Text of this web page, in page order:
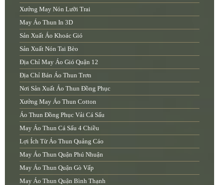
Xưởng May Nón Lưỡi Trai
May Áo Thun In 3D
Sản Xuất Áo Khoác Gió
Sản Xuất Nón Tai Bèo
Địa Chỉ May Áo Gió Quận 12
Địa Chỉ Bán Áo Thun Trơn
Nơi Sản Xuất Áo Thun Đồng Phục
Xưởng May Áo Thun Cotton
Áo Thun Đồng Phục Vải Cá Sấu
May Áo Thun Cá Sấu 4 Chiều
Lợi Ích Từ Áo Thun Quảng Cáo
May Áo Thun Quận Phú Nhuận
May Áo Thun Quận Gò Vấp
May Áo Thun Quận Bình Thạnh